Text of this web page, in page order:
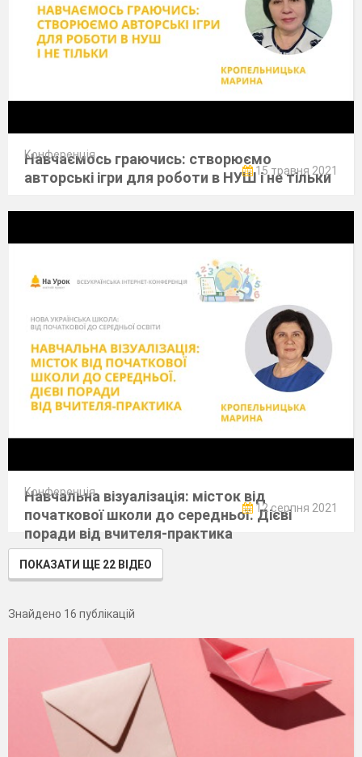
Навчаємось граючись: створюємо
авторські ігри для роботи в НУШ і не тільки
Конференція
15 травня 2021
Навчальна візуалізація: місток від
початкової школи до середньої. Дієві
поради від вчителя-практика
Конференція
12 серпня 2021
ПОКАЗАТИ ЩЕ 22 ВІДЕО
Знайдено 16 публікацій